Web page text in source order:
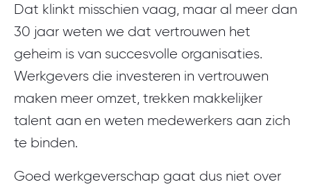
Dat klinkt misschien vaag, maar al meer dan
30 jaar weten we dat vertrouwen het
geheim is van succesvolle organisaties.
Werkgevers die investeren in vertrouwen
maken meer omzet, trekken makkelijker
talent aan en weten medewerkers aan zich
te binden.
Goed werkgeverschap gaat dus niet over